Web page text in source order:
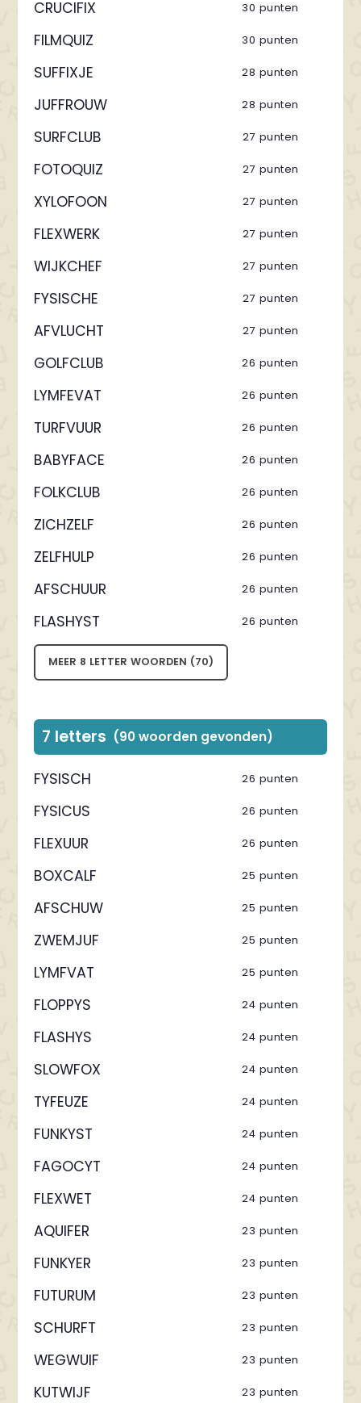
CRUCIFIX 30 punten
FILMQUIZ 30 punten
SUFFIXJE 28 punten
JUFFROUW 28 punten
SURFCLUB 27 punten
FOTOQUIZ 27 punten
XYLOFOON 27 punten
FLEXWERK 27 punten
WIJKCHEF 27 punten
FYSISCHE 27 punten
AFVLUCHT 27 punten
GOLFCLUB 26 punten
LYMFEVAT 26 punten
TURFVUUR 26 punten
BABYFACE 26 punten
FOLKCLUB 26 punten
ZICHZELF 26 punten
ZELFHULP 26 punten
AFSCHUUR 26 punten
FLASHYST 26 punten
MEER 8 LETTER WOORDEN (70)
7 letters (90 woorden gevonden)
FYSISCH 26 punten
FYSICUS 26 punten
FLEXUUR 26 punten
BOXCALF 25 punten
AFSCHUW 25 punten
ZWEMJUF 25 punten
LYMFVAT 25 punten
FLOPPYS 24 punten
FLASHYS 24 punten
SLOWFOX 24 punten
TYFEUZE 24 punten
FUNKYST 24 punten
FAGOCYT 24 punten
FLEXWET 24 punten
AQUIFER 23 punten
FUNKYER 23 punten
FUTURUM 23 punten
SCHURFT 23 punten
WEGWUIF 23 punten
KUTWIJF 23 punten